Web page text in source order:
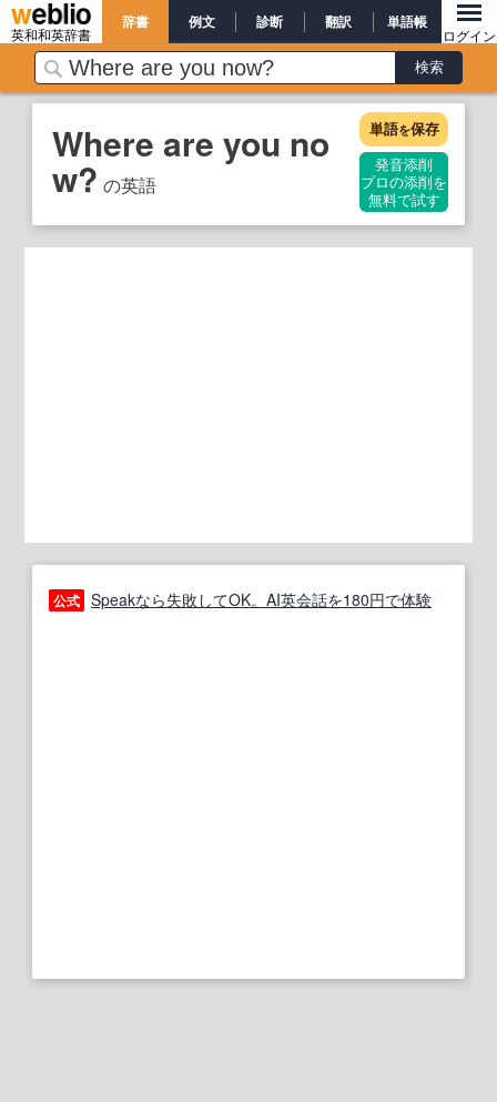
英和和英辞書
辞書 例文 診断 翻訳 単語帳
ログイン
Where are you no
w? の英語
単語を保存
発音添削
プロの添削を
無料で試す
公式 Speakなら失敗してOK。AI英会話を180円で体験